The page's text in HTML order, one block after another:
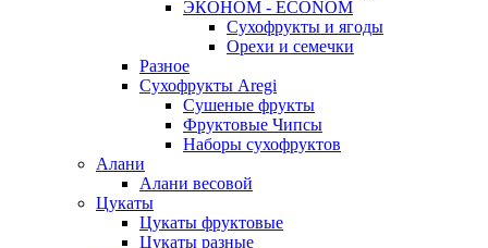
ЭКОНОМ - ECONOM
Сухофрукты и ягоды
Орехи и семечки
Разное
Сухофрукты Aregi
Сушеные фрукты
Фруктовые Чипсы
Наборы сухофруктов
Алани
Алани весовой
Цукаты
Цукаты фруктовые
Цукаты разные